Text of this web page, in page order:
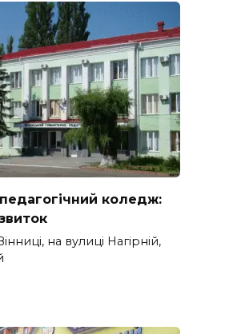
коледж:
на вулиці Нагірній,